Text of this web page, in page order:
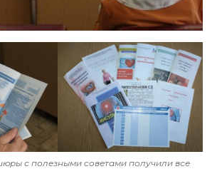
с полезными советами получили все